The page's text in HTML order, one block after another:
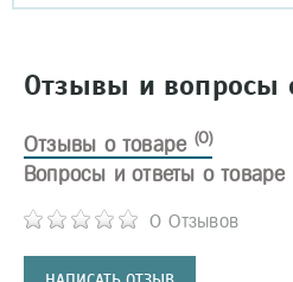
Отзывы и вопросы
Отзывы о товаре (0)
0 Отзывов
Вопросы и ответы о товаре